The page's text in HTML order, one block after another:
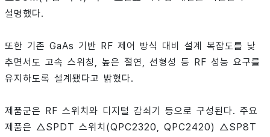
설명했다.
또한 기존 GaAs 기반 RF 제어 방식 대비 설계 복잡도를 낮
추면서도 고속 스위칭, 높은 절연, 선형성 등 RF 성능 요구를
유지하도록 설계됐다고 밝혔다.
제품군은 RF 스위치와 디지털 감쇠기 등으로 구성된다. 주요
제품은 △SPDT 스위치(QPC2320, QPC2420) △SP8T